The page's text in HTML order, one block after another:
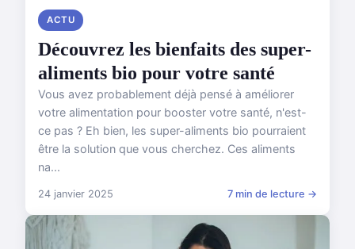
ACTU
Découvrez les bienfaits des super-
aliments bio pour votre santé
Vous avez probablement déjà pensé à améliorer
votre alimentation pour booster votre santé, n'est-
ce pas ? Eh bien, les super-aliments bio pourraient
être la solution que vous cherchez. Ces aliments
na...
24 janvier 2025 7 min de lecture →